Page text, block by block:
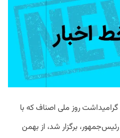
گرامیداشت روز ملی اصناف که با
برگزار شد، از بهمن